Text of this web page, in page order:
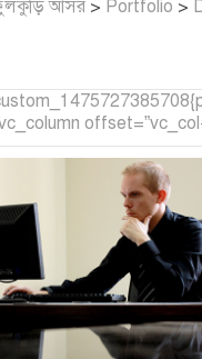
আসর > Portfolio >